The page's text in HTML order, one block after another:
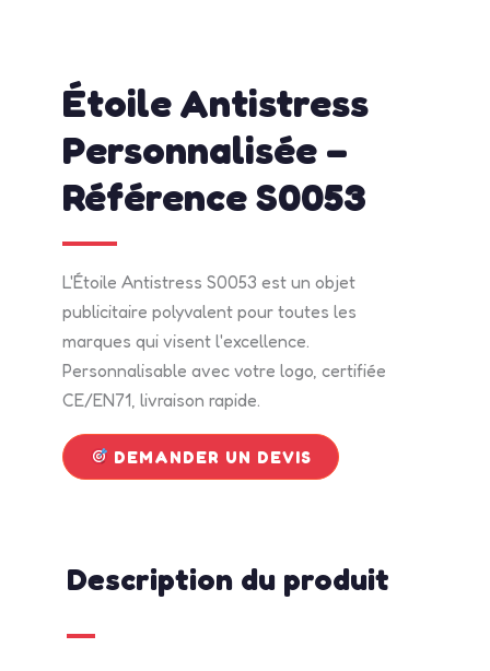
Étoile Antistress
Personnalisée –
Référence S0053
L'Étoile Antistress S0053 est un objet
publicitaire polyvalent pour toutes les
marques qui visent l'excellence.
Personnalisable avec votre logo, certifiée
CE/EN71, livraison rapide.
DEMANDER UN DEVIS
Description du produit